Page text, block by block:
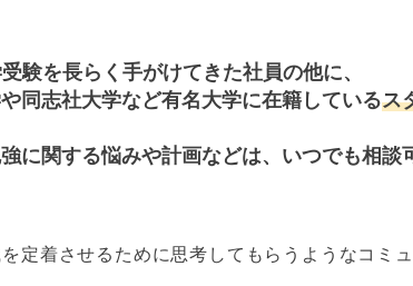
験を長らく手がけてきた社員の他に、
同志社大学など有名大学に在籍しているス
に関する悩みや計画などは、いつでも相談
定着させるために思考してもらうようなコミ